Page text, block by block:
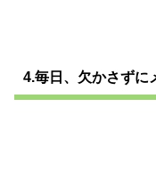
4.毎日、欠かさずに